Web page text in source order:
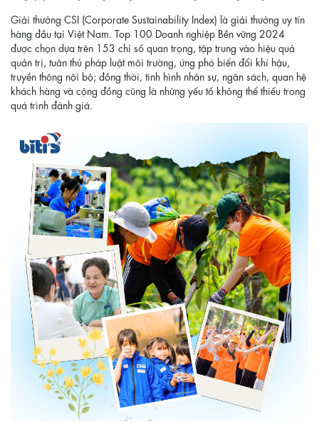
Giải thưởng CSI (Corporate Sustainability Index) là giải thưởng uy tín
hàng đầu tại Việt Nam. Top 100 Doanh nghiệp Bền vững 2024
được chọn dựa trên 153 chỉ số quan trọng, tập trung vào hiệu quả
quản trị, tuân thủ pháp luật môi trường, ứng phó biến đổi khí hậu,
truyền thông nội bộ; đồng thời, tình hình nhân sự, ngân sách, quan hệ
khách hàng và cộng đồng cũng là những yếu tố không thể thiếu trong
quá trình đánh giá.